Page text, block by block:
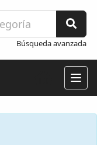
Búsqueda avanzada